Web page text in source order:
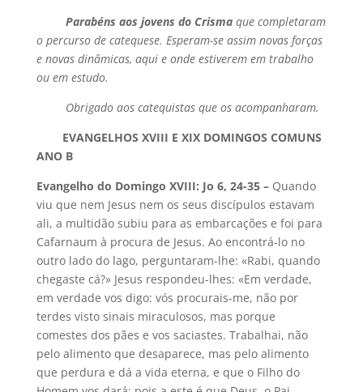
Parabéns aos jovens do Crismaque completaram
o percurso de catequese. Esperam-se assim novas forças
e novas dinâmicas, aqui e onde estiverem em trabalho
ou em estudo.
Obrigado aos catequistas que os acompanharam.
EVANGELHOS XVIII E XIX DOMINGOS COMUNS
ANO B
Evangelho do Domingo XVIII: Jo 6, 24-35 –Quando
viu que nem Jesus nem os seus discípulos estavam
ali, a multidão subiu para as embarcações e foi para
Cafarnaum à procura de Jesus. Ao encontrá-lo no
outro lado do lago, perguntaram-lhe: «Rabi, quando
chegaste cá?» Jesus respondeu-lhes: «Em verdade,
em verdade vos digo: vós procurais-me, não por
terdes visto sinais miraculosos, mas porque
comestes dos pães e vos saciastes. Trabalhai, não
pelo alimento que desaparece, mas pelo alimento
que perdura e dá a vida eterna, e que o Filho do